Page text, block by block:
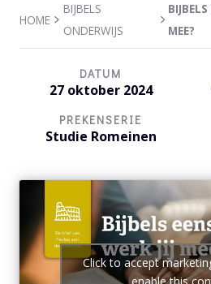
HOME
BIJBELS
ONDERWIJS
MEE?
DATUM
27 oktober 2024
PREKENSERIE
Studie Romeinen
Click to accept
enable this